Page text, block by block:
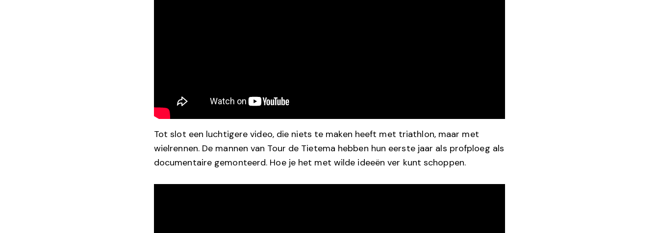
Tot slot een luchtigere video, die niets te maken heeft met triathlon, maar met
wielrennen. De mannen van Tour de Tietema hebben hun eerste jaar als profploeg als
documentaire gemonteerd. Hoe je het met wilde ideeën ver kunt schoppen.